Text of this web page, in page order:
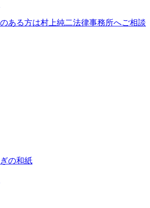
ある方は村上純二法律事務所へご相談
の和紙